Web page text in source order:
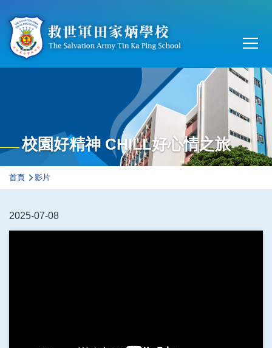
Main
校園好精神 CHILL好心情之旅
導
連
首頁 影片
2025-07-08